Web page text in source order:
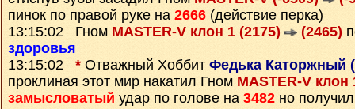
пинок по правой руке на 2666 (действие перка)
13:15:02 Гном MASTER-V клон 1 (2175) (2465)
здоровья
13:15:02 * Отважный Хоббит Федька Каторжный
проклиная этот мир накатил Гном MASTER-V клон
замысловатый удар по голове на 3482 но